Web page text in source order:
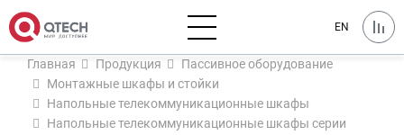
EN
Главная Продукция
Пассивное оборудование
Монтажные шкафы и стойки
Напольные телекоммуникационные шкафы
Напольные телекоммуникационные шкафы серии